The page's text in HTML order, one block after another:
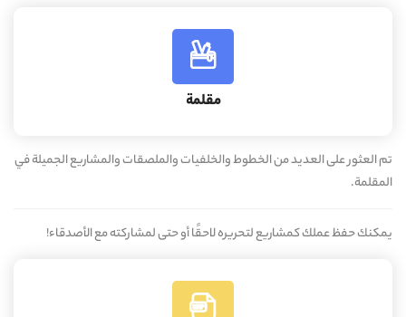
مقلمة
تم العثور على العديد من الخطوط والخلفيات والملصقات والمشاريع الجميلة في
المقلمة.
يمكنك حفظ عملك كمشاريع لتحريره لاحقًا أو حتى لمشاركته مع الأصدقاء!